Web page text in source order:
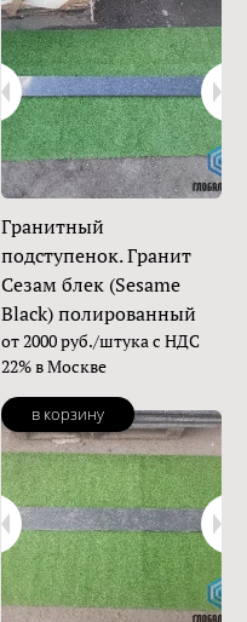
Гранитный
подступенок. Гранит
Сезам блек (Sesame
Black) полированный
от 2000 руб./штука с НДС
22% в Москве
в корзину